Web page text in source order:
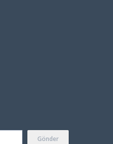
Gönder